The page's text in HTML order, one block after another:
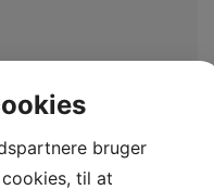
bruger
til at